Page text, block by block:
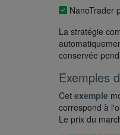
NanoTrader
La stratégie
conservée
Exemples
Cet exemple
correspond à
Le prix du